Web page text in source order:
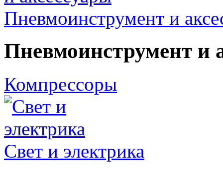
Пневмоинструмент и
Пневмоинструмент и
Компрессоры
Свет и электрика